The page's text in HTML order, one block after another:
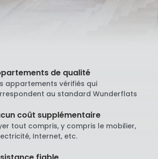
de qualité
appartements vérifiés qui
au standard Wunderflats
coût supplémentaire
tout compris, y compris le mobilier,
Internet, etc.